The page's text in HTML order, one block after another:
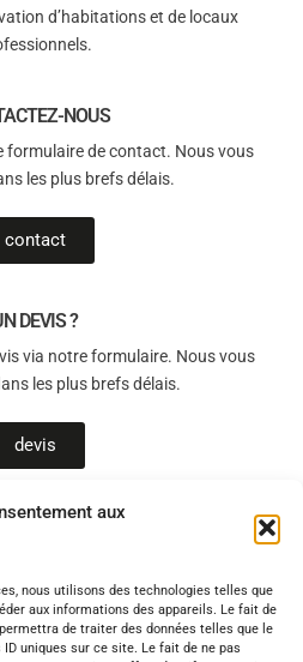
aux
nous utilisons des technologies telles que
aux informations des appareils. Le fait de
de traiter des données telles que le
uniques sur ce site. Le fait de ne pas
d’habitations et de locaux
NOUS
formulaire de contact. Nous vous
les plus brefs délais.
contact
DEVIS ?
via notre formulaire. Nous vous
les plus brefs délais.
devis
bien-être chez vous !
par des professionnels qualifiés
? Quel que soit l’avancement de
de qualité pour votre